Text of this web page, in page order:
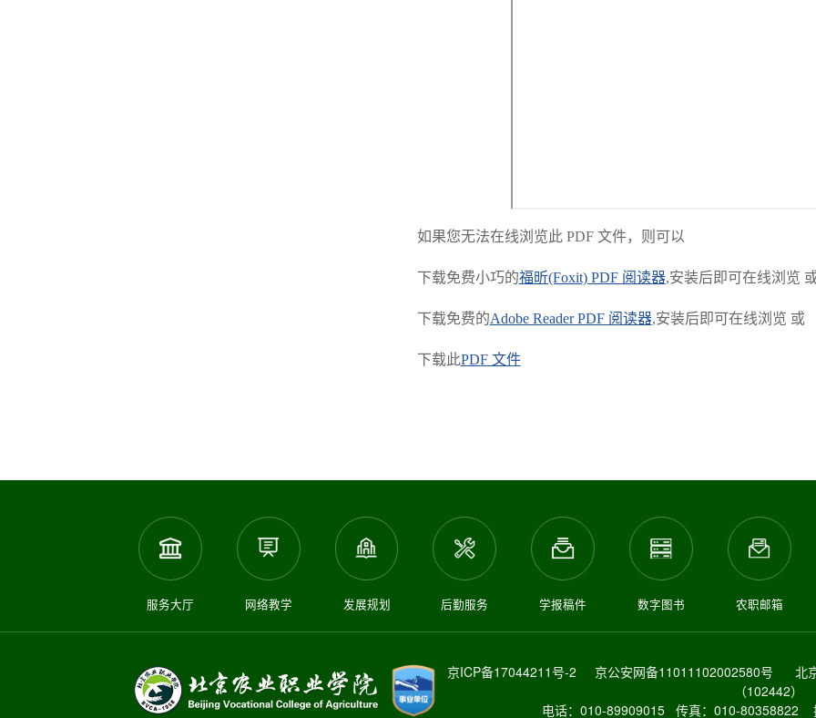
如果您无法在线浏览此 PDF 文件，则可以
下载免费小巧的福昕(Foxit) PDF 阅读器,安装后即可在线浏览
下载免费的Adobe Reader PDF 阅读器,安装后即可在线浏览 或
下载此PDF 文件
服务大厅 网络教学 发展规划 后勤服务 学报稿件 数字图书 农职邮箱
京ICP备17044211号-2 京公安网备11011102002580号
北
（102442）
电话：010-89909015 传真：010-80358822